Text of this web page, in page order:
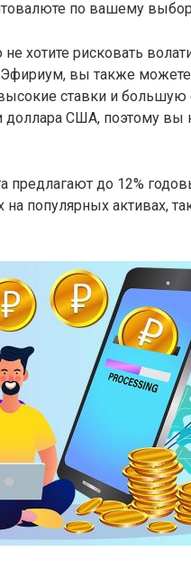
по вашему
хотите рисковать
вы также
ставки и большую
доллара США, поэтому вы
предлагают до 12%
популярных активах,